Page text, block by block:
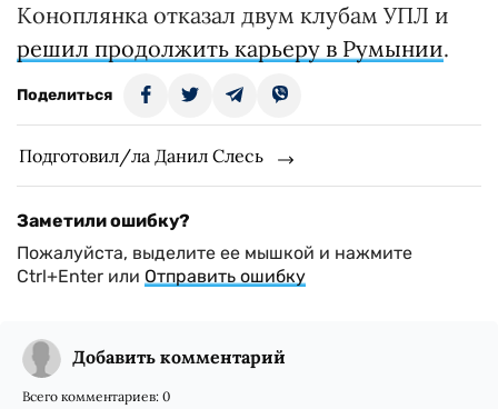
Коноплянка отказал двум клубам УПЛ и
решил продолжить карьеру в Румынии.
Поделиться
Подготовил/ла Данил Слесь
Заметили ошибку?
Пожалуйста, выделите ее мышкой и нажмите
Ctrl+Enter или Отправить ошибку
Добавить комментарий
Всего комментариев: 0